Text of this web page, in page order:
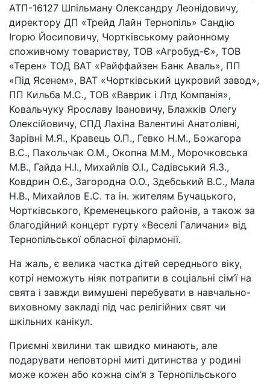
АТП-16127 Шпільману Олександру Леонідовичу,
директору ДП «Трейд Лайн Тернопіль» Сандію
Ігорю Йосиповичу, Чортківському районному
споживчому товариству, ТОВ «Агробуд-Є», ТОВ
«Терен» ТОД ВАТ «Райффайзен Банк Аваль», ПП
«Під Ясенем», ВАТ «Чортківський цукровий завод»,
ПП Кильба М.С., ТОВ «Ваврик і Лтд Компанія»,
Ковальчуку Ярославу Івановичу, Блажків Олегу
Олексійовичу, СПД Лахіна Валентині Анатолівні,
Зарівні М.Я., Кравець О.П., Гевко Н.М., Божагора
В.С., Пахольчак О.М., Окопна М.М., Морочковська
М.В., Гайда Н.І., Михайлів О.І., Садівський Я.З.,
Ковдрин О.Є., Загородна О.О., Здебський В.С., Мала
Н.В., Михайлов Е.С. та ін. жителям Бучацького,
Чортківського, Кременецького районів, а також за
благодійний концерт гурту «Веселі Галичани» від
Тернопільської обласної філармонії.
На жаль, є велика частка дітей середнього віку,
котрі неможуть ніяк потрапити в соціальні сім’ї на
свята і завжди вимушені перебувати в навчально-
виховному закладі під час релігійних свят чи
шкільних канікул.
Приємні хвилини так швидко минають, але
подарувати неповторні миті дитинства у родині
може кожен або кожна сім’я з Тернопільського